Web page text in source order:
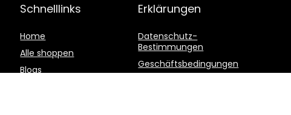
Schnelllinks
Home
Alle shoppen
Blogs
Erklärungen
Datenschutz-
Bestimmungen
Geschäftsbedingungen